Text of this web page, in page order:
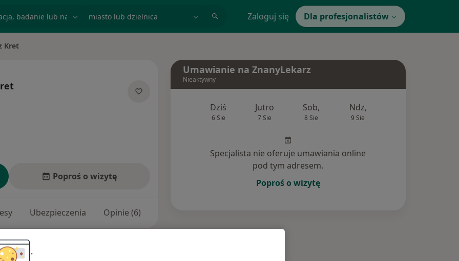
Zaloguj się Dla profesjonalistów
Kret
Poproś o wizytę
Ubezpieczenia Opinie (6)
Umawianie na ZnanyLekarz
Nieaktywny
Dziś
6 Sie
Jutro
7 Sie
Sob,
8 Sie
Ndz,
9 Sie
Specjalista nie oferuje umawiania online
pod tym adresem.
Poproś o wizytę